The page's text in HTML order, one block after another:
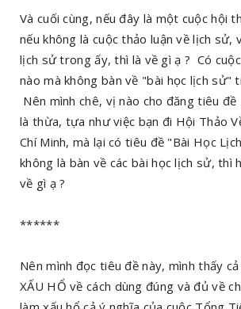
Và cuối cùng, nếu đây là một cuộc hội
nếu không là cuộc thảo luận về lịch sử,
lịch sử trong ấy, thì là về gì ạ ? Có
nào mà không bàn về "bài học lịch sử"
Nên mình chê, vị nào cho đăng tiêu đề
là thừa, tựa như việc bạn đi Hội Thảo
Chí Minh, mà lại có tiêu đề "Bài Học
không là bàn về các bài học lịch sử, thì
về gì ạ ?
******
Nên mình đọc tiêu đề này, mình thấy
XẤU HỔ về cách dùng đúng và đủ về